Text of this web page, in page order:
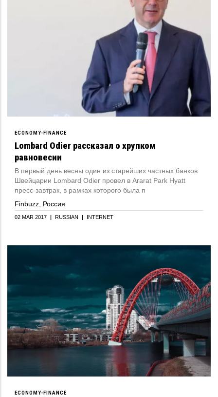
ECONOMY-FINANCE
Lombard Odier рассказал о хрупком
равновесии
В первый день весны один из старейших частных банков
Швейцарии Lombard Odier провел в Ararat Park Hyatt
пресс-завтрак, в рамках которого была п
Finbuzz, Россия
02 MAR 2017 | RUSSIAN | INTERNET
ECONOMY-FINANCE